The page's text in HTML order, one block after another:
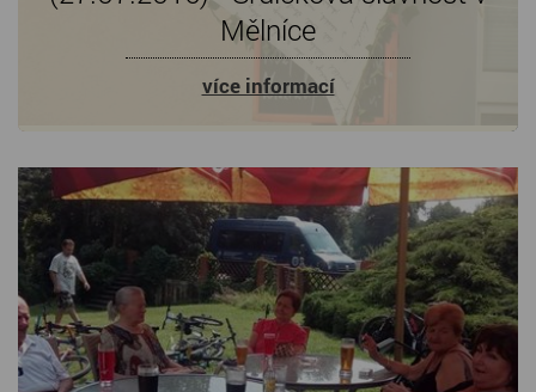
Mělníce
více informací